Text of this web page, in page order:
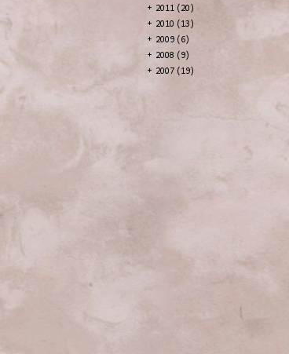
+ 2011 (20)
+ 2010 (13)
+ 2009 (6)
+ 2008 (9)
+ 2007 (19)